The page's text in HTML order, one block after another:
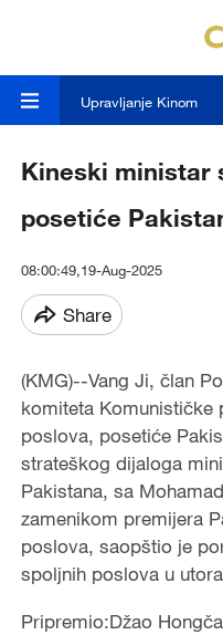
Upravljanje Kinom
Kineski ministar
posetiće
08:00:49,19-Aug-2025
Share
(KMG)--Vang Ji, član
komiteta Komunističke
poslova, posetiće
strateškog dijaloga
Pakistana, sa
zamenikom premijera
poslova, saopštio je
spoljnih poslova u
Pripremio:Džao